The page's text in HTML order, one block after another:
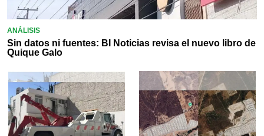
ANÁLISIS
Sin datos ni fuentes: BI Noticias revisa el nuevo libro de
Quique Galo